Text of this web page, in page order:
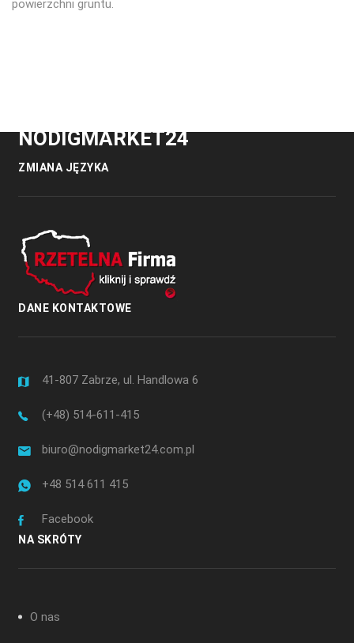
powierzchni gruntu.
NODIGMARKET24
ZMIANA JĘZYKA
DANE KONTAKTOWE
41-807 Zabrze, ul. Handlowa 6
(+48) 514-611-415
biuro@nodigmarket24.com.pl
+48 514 611 415
Facebook
NA SKRÓTY
O nas